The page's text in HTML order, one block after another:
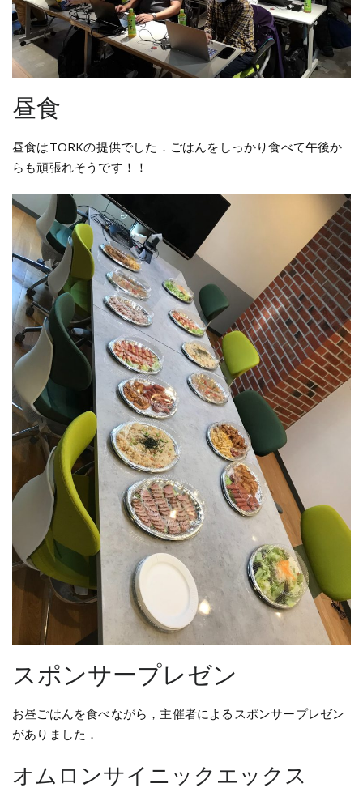
昼食
昼食はTORKの提供でした．ごはんをしっかり食べて午後か
らも頑張れそうです！！
スポンサープレゼン
お昼ごはんを食べながら，主催者によるスポンサープレゼン
がありました．
オムロンサイニックエックス